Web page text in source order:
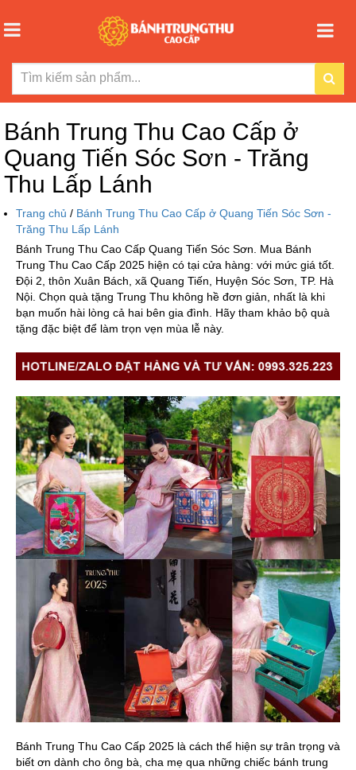
Bánh Trung Thu Cao Cấp ở
Quang Tiến Sóc Sơn - Trăng
Thu Lấp Lánh
Trang chủ / Bánh Trung Thu Cao Cấp ở Quang Tiến Sóc Sơn -
Trăng Thu Lấp Lánh
Bánh Trung Thu Cao Cấp Quang Tiến Sóc Sơn. Mua Bánh
Trung Thu Cao Cấp 2025 hiện có tại cửa hàng: với mức giá tốt.
Đội 2, thôn Xuân Bách, xã Quang Tiến, Huyện Sóc Sơn, TP. Hà
Nội. Chọn quà tặng Trung Thu không hề đơn giản, nhất là khi
bạn muốn hài lòng cả hai bên gia đình. Hãy tham khảo bộ quà
tặng đặc biệt để làm trọn vẹn mùa lễ này.
Bánh Trung Thu Cao Cấp 2025 là cách thể hiện sự trân trọng và
biết ơn dành cho ông bà, cha mẹ qua những chiếc bánh trung